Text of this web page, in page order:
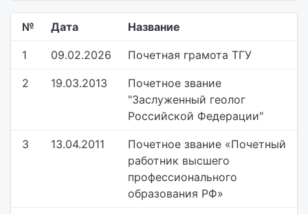
№ Дата Название
1 09.02.2026 Почетная грамота ТГУ
2 19.03.2013
Почетное звание
"Заслуженный геолог
Российской Федерации"
3 13.04.2011
Почетное звание «Почетный
работник высшего
профессионального
образования РФ»